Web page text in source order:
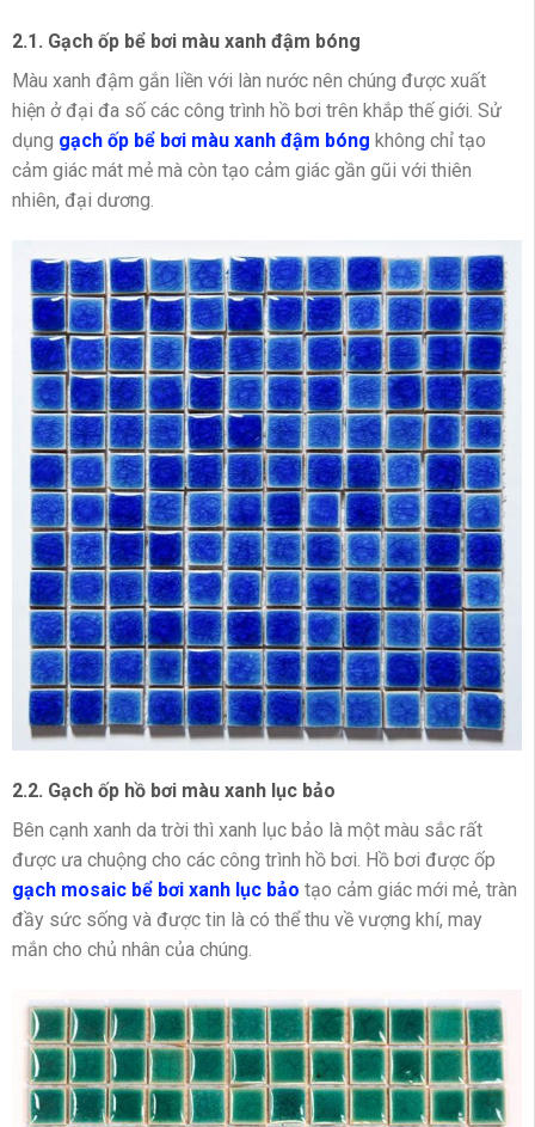
2.1. Gạch ốp bể bơi màu xanh đậm bóng
Màu xanh đậm gắn liền với làn nước nên chúng được xuất
hiện ở đại đa số các công trình hồ bơi trên khắp thế giới. Sử
dụng gạch ốp bể bơi màu xanh đậm bóng không chỉ tạo
cảm giác mát mẻ mà còn tạo cảm giác gần gũi với thiên
nhiên, đại dương.
2.2. Gạch ốp hồ bơi màu xanh lục bảo
Bên cạnh xanh da trời thì xanh lục bảo là một màu sắc rất
được ưa chuộng cho các công trình hồ bơi. Hồ bơi được ốp
gạch mosaic bể bơi xanh lục bảo tạo cảm giác mới mẻ, tràn
đầy sức sống và được tin là có thể thu về vượng khí, may
mắn cho chủ nhân của chúng.